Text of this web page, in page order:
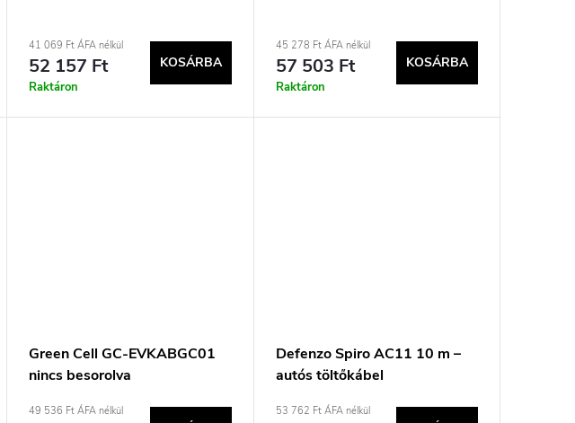
41 069 Ft ÁFA nélkül
52 157 Ft
Raktáron
KOSÁRBA
45 278 Ft ÁFA nélkül
57 503 Ft
Raktáron
KOSÁRBA
Green Cell GC-EVKABGC01
nincs besorolva
49 536 Ft ÁFA nélkül
Defenzo Spiro AC11 10 m –
autós töltőkábel
53 762 Ft ÁFA nélkül